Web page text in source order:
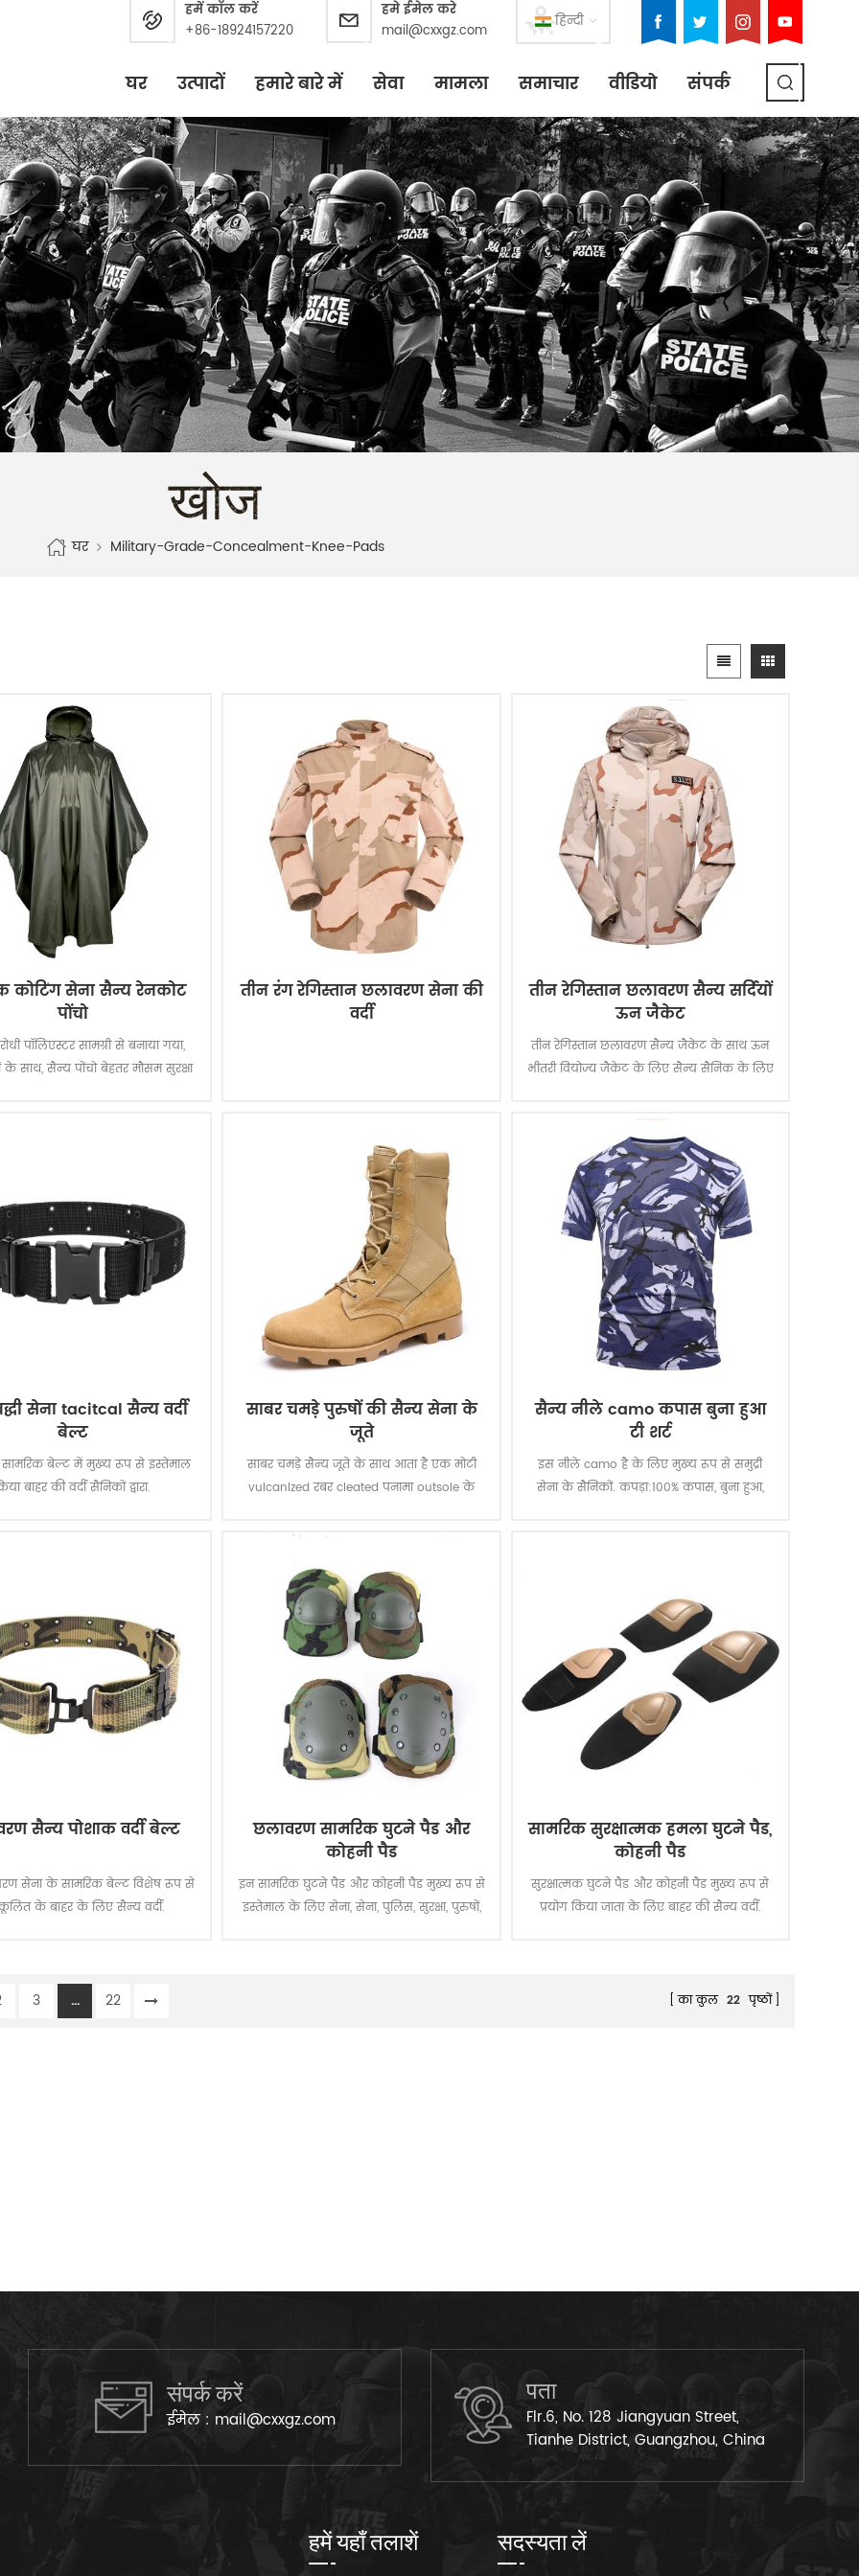
हिन्दी
हमें कॉल करें
+86-18924157220
हमे ईमेल करे
mail@cxxgz.com
घर उत्पादों हमारे बारे में सेवा मामला समाचार वीडियो संपर्क
खोज
घर Military-Grade-Concealment-Knee-Pads
कोटिंग सेना सैन्य रेनकोट
पोंचो
पॉलिएस्टर सामग्री से बनाया गया,
साथ, सैन्य पोंचो बेहतर मौसम सुरक्षा
तीन रंग रेगिस्तान छलावरण सेना की
वर्दी
तीन रेगिस्तान छलावरण सैन्य सर्दियों
ऊन जैकेट
तीन रेगिस्तान छलावरण सैन्य जैकेट के साथ ऊन
भीतरी वियोज्य जैकेट के लिए सैन्य सैनिक के लिए
सेना tacitcal सैन्य वर्दी
बेल्ट
बेल्ट में मुख्य रूप से इस्तेमाल
बाहर की वर्दी सैनिकों द्वारा.
साबर चमड़े पुरुषों की सैन्य सेना के
जूते
साबर चमड़े सैन्य जूते के साथ आता है एक मोटी
vulcanized रबर cleated पनामा outsole के
शीर्ष गुणवत्ता वास्तविक चमड़े को प्राप्त करने, अच्छी
वैकल्पिक निविड़ अंधकार, तेल प्रतिरोधी, आग
प्रतिरोधी, छुरा प्रूफ समारोह के साथ ।
सैन्य नीले camo कपास बुना हुआ
टी शर्ट
इस नीले camo है के लिए मुख्य रूप से समुद्री
सेना के सैनिकों. कपड़ा:100% कपास, बुना हुआ,
सैन्य पोशाक वर्दी बेल्ट
सेना के सामरिक बेल्ट विशेष रूप से
के बाहर के लिए सैन्य वर्दी.
छलावरण सामरिक घुटने पैड और
कोहनी पैड
इन सामरिक घुटने पैड और कोहनी पैड मुख्य रूप से
इस्तेमाल के लिए सेना, सेना, पुलिस, सुरक्षा, पुरुषों,
सामरिक सुरक्षात्मक हमला घुटने पैड,
कोहनी पैड
सुरक्षात्मक घुटने पैड और कोहनी पैड मुख्य रूप से
प्रयोग किया जाता के लिए बाहर की सैन्य वर्दी.
3 ... 22 का कुल 22 पृष्ठों
संपर्क करें
ईमेल : mail@cxxgz.com
पता
Flr.6, No. 128 Jiangyuan Street,
Tianhe District, Guangzhou, China
हमें यहाँ तलाशें सदस्यता लें